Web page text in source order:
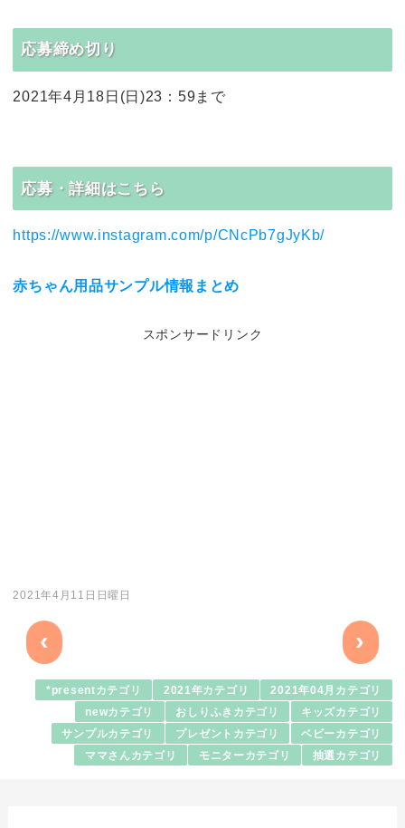
応募締め切り
2021年4月18日(日)23：59まで
応募・詳細はこちら
https://www.instagram.com/p/CNcPb7gJyKb/
赤ちゃん用品サンプル情報まとめ
スポンサードリンク
2021年4月11日日曜日
‹ ›
*presentカテゴリ 2021年カテゴリ 2021年04月カテゴリ
newカテゴリ おしりふきカテゴリ キッズカテゴリ
サンプルカテゴリ プレゼントカテゴリ ベビーカテゴリ
ママさんカテゴリ モニターカテゴリ 抽選カテゴリ